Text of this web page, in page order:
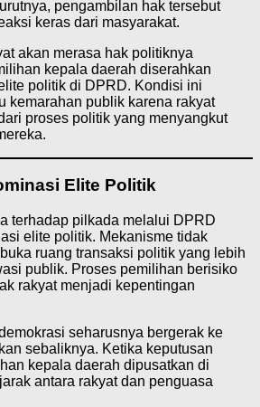
pengambilan hak tersebut
keras dari masyarakat.
akan merasa hak politiknya
kepala daerah diserahkan
politik di DPRD. Kondisi ini
kemarahan publik karena rakyat
proses politik yang menyangkut
Elite Politik
terhadap pilkada melalui DPRD
elite politik. Mekanisme tidak
ruang transaksi politik yang lebih
publik. Proses pemilihan berisiko
rakyat menjadi kepentingan
seharusnya bergerak ke
sebaliknya. Ketika keputusan
kepala daerah dipusatkan di
antara rakyat dan penguasa